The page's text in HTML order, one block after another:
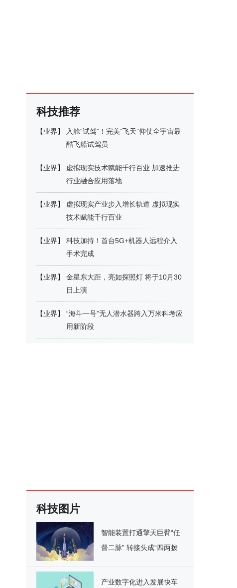
科技推荐
【业界】
入舱“试驾”！完美“飞天”仰仗全宇宙最
酷飞船试驾员
【业界】
虚拟现实技术赋能千行百业 加速推进
行业融合应用落地
【业界】
虚拟现实产业步入增长轨道 虚拟现实
技术赋能千行百业
【业界】
科技加持！首台5G+机器人远程介入
手术完成
【业界】
金星东大距，亮如探照灯 将于10月30
日上演
【业界】
“海斗一号”无人潜水器跨入万米科考应
用新阶段
科技图片
智能装置打通擎天巨臂“任
督二脉” 转接头成“四两拨
产业数字化进入发展快车